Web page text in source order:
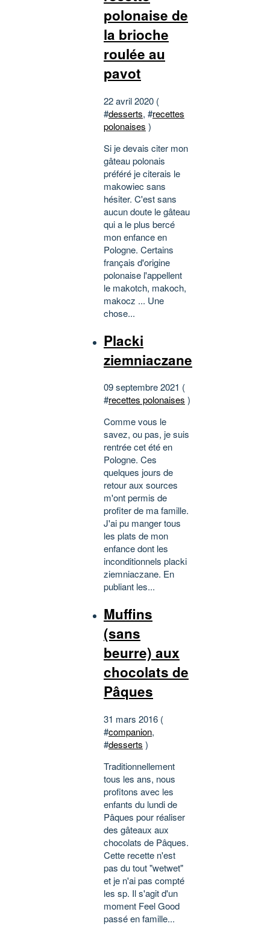
polonaise de
la brioche
roulée au
pavot
22 avril 2020 (
#desserts, #recettes
polonaises )
Si je devais citer mon
gâteau polonais
préféré je citerais le
makowiec sans
hésiter. C'est sans
aucun doute le gâteau
qui a le plus bercé
mon enfance en
Pologne. Certains
français d'origine
polonaise l'appellent
le makotch, makoch,
makocz ... Une
chose...
Placki
ziemniaczane
09 septembre 2021 (
#recettes polonaises )
Comme vous le
savez, ou pas, je suis
rentrée cet été en
Pologne. Ces
quelques jours de
retour aux sources
m'ont permis de
profiter de ma famille.
J'ai pu manger tous
les plats de mon
enfance dont les
inconditionnels placki
ziemniaczane. En
publiant les...
Muffins
(sans
beurre) aux
chocolats de
Pâques
31 mars 2016 (
#companion,
#desserts )
Traditionnellement
tous les ans, nous
profitons avec les
enfants du lundi de
Pâques pour réaliser
des gâteaux aux
chocolats de Pâques.
Cette recette n'est
pas du tout "wetwet"
et je n'ai pas compté
les sp. Il s'agit d'un
moment Feel Good
passé en famille...